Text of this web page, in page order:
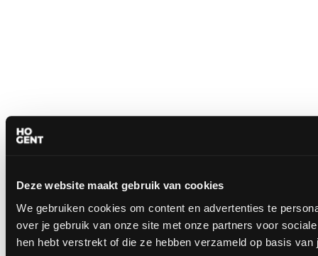
Deze website maakt gebruik van cookies
We gebruiken cookies om content en advertenties te
over je gebruik van onze site met onze partners voor
hen hebt verstrekt of die ze hebben verzameld op basis van